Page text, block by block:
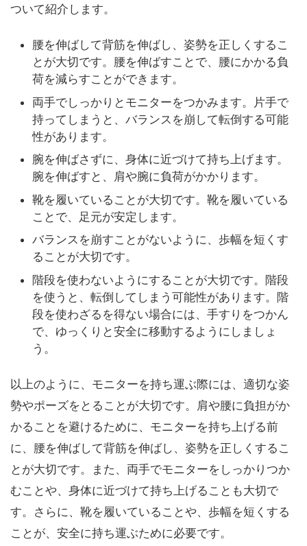
ついて紹介します。
腰を伸ばして背筋を伸ばし、姿勢を正しくするこ
とが大切です。腰を伸ばすことで、腰にかかる負
荷を減らすことができます。
両手でしっかりとモニターをつかみます。片手で
持ってしまうと、バランスを崩して転倒する可能
性があります。
腕を伸ばさずに、身体に近づけて持ち上げます。
腕を伸ばすと、肩や腕に負荷がかかります。
靴を履いていることが大切です。靴を履いている
ことで、足元が安定します。
バランスを崩すことがないように、歩幅を短くす
ることが大切です。
階段を使わないようにすることが大切です。階段
を使うと、転倒してしまう可能性があります。階
段を使わざるを得ない場合には、手すりをつかん
で、ゆっくりと安全に移動するようにしましょ
う。
以上のように、モニターを持ち運ぶ際には、適切な姿
勢やポーズをとることが大切です。肩や腰に負担がか
かることを避けるために、モニターを持ち上げる前
に、腰を伸ばして背筋を伸ばし、姿勢を正しくするこ
とが大切です。また、両手でモニターをしっかりつか
むことや、身体に近づけて持ち上げることも大切で
す。さらに、靴を履いていることや、歩幅を短くする
ことが、安全に持ち運ぶために必要です。